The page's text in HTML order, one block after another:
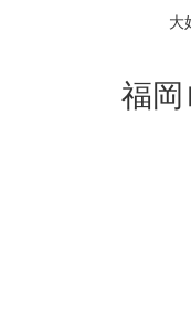
大
福